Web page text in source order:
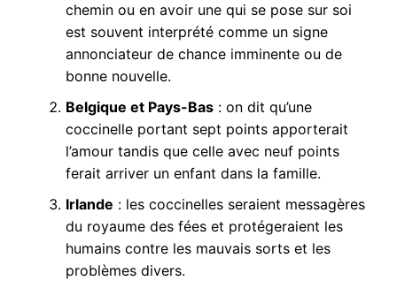
chemin ou en avoir une qui se pose sur soi
est souvent interprété comme un signe
annonciateur de chance imminente ou de
bonne nouvelle.
Belgique et Pays-Bas: on dit qu’une
coccinelle portant sept points apporterait
l’amour tandis que celle avec neuf points
ferait arriver un enfant dans la famille.
Irlande : les coccinelles seraient messagères
du royaume des fées et protégeraient les
humains contre les mauvais sorts et les
problèmes divers.